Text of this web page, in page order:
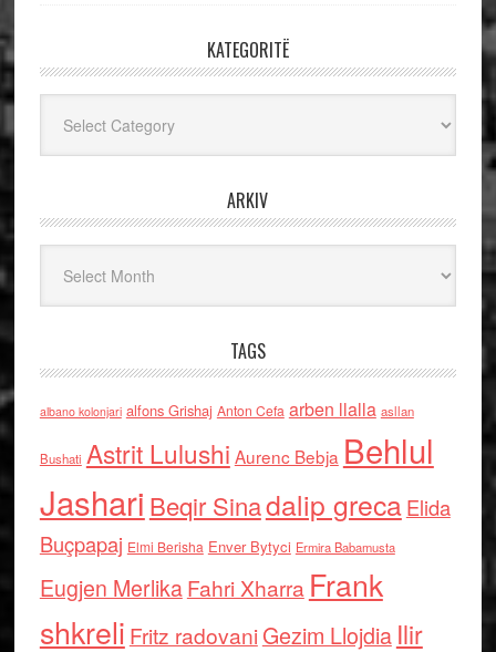
KATEGORITË
ARKIV
TAGS
albano kolonjari alfons Grishaj Anton Cefa arben llalla asllan
Bushati Astrit Lulushi Aurenc Bebja Behlul
Jashari Beqir Sinadalip grecaElida
Buçpapaj Elmi Berisha Enver Bytyci Ermira Babamusta
Eugjen MerlikaFahri Xharra Frank
shkreli Fritz radovaniGezim Llojdia Ilir